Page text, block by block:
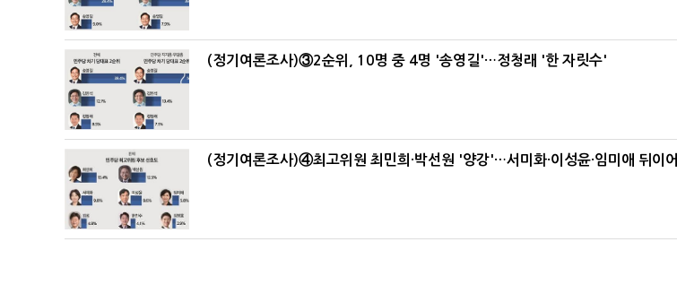
(정기여론조사)③2순위, 10명 중 4명 '송영길'…정청래 '한 자릿수'
(정기여론조사)④최고위원 최민희·박선원 '양강'…서미화·이성윤·임미애 뒤이어